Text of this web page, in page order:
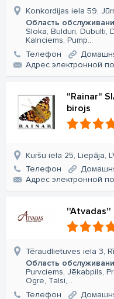
Konkordijas iela 59,
Область
Sloka, Bulduri, Dubulti,
Kalnciems, Pump...
Телефон
Aдрес электронной
"Rainar"
birojs
Kuršu iela 25, Liepāja,
Телефон
Aдрес электронной
''Atvadas''
Tēraudlietuves iela 3,
Область
Purvciems, Jēkabpils,
Ogre, Talsi,...
Телефон